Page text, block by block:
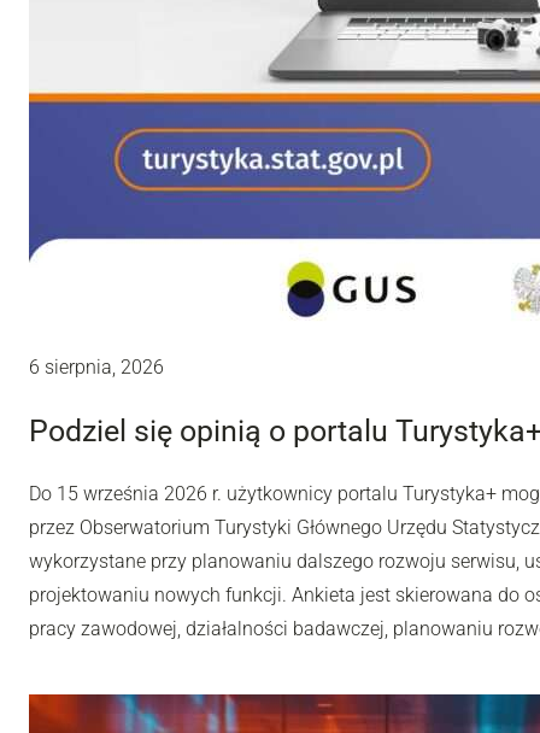
6 sierpnia, 2026
Podziel się opinią o portalu
Do 15 września 2026 r. użytkownicy portalu Turystyka+
przez Obserwatorium Turystyki Głównego Urzędu
wykorzystane przy planowaniu dalszego rozwoju serwisu,
projektowaniu nowych funkcji. Ankieta jest skierowana do
pracy zawodowej, działalności badawczej, planowaniu